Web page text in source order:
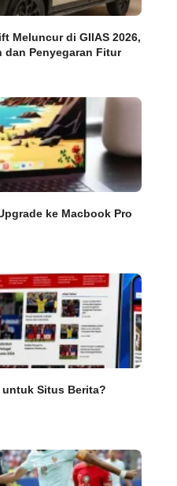
Meluncur di GIIAS 2026,
dan Penyegaran Fitur
ke Macbook Pro
untuk Situs Berita?